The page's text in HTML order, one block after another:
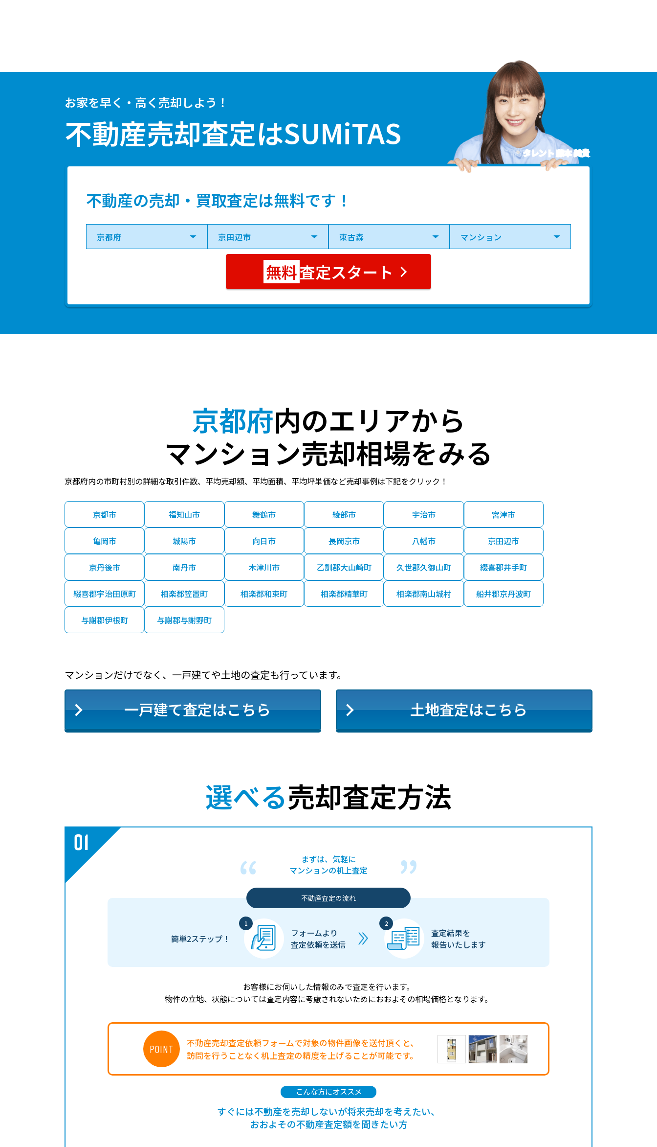
お家を早く・高く売却しよう！
不動産売却査定はSUMiTAS
不動産の売却・買取査定は無料です！
タレント 藤本 美貴
査定スタート
京都府内のエリアから
マンション売却相場をみる
京都府内の市町村別の詳細な取引件数、平均売却額、平均面積、平均坪単価など売却事例は下記をクリック！
京都市 福知山市 舞鶴市 綾部市 宇治市 宮津市
亀岡市 城陽市 向日市 長岡京市 八幡市 京田辺市
京丹後市 南丹市 木津川市 乙訓郡大山崎町 久世郡久御山町 綴喜郡井手町
綴喜郡宇治田原町 相楽郡笠置町 相楽郡和束町 相楽郡精華町 相楽郡南山城村 船井郡京丹波町
与謝郡伊根町 与謝郡与謝野町
マンションだけでなく、一戸建てや土地の査定も行っています。
一戸建て査定はこちら 土地査定はこちら
選べる売却査定方法
まずは、気軽に
マンションの机上査定
お客様にお伺いした情報のみで査定を行います。
物件の立地、状態については査定内容に考慮されないためにおおよその相場価格となります。
不動産査定の流れ
簡単2ステップ！
フォームより
査定依頼を送信
査定結果を
報告いたします
POINT
不動産売却査定依頼フォームで対象の物件画像を送付頂くと、
訪問を行うことなく机上査定の精度を上げることが可能です。
こんな方にオススメ
すぐには不動産を売却しないが将来売却を考えたい、
おおよその不動産査定額を聞きたい方